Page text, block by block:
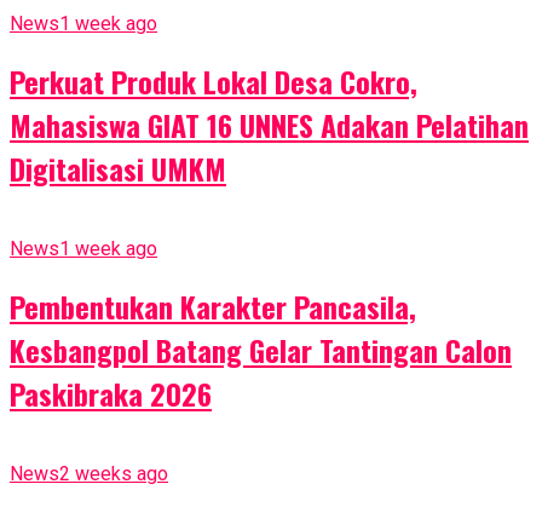
News1 week ago
Perkuat Produk Lokal Desa Cokro,
Mahasiswa GIAT 16 UNNES Adakan Pelatihan
Digitalisasi UMKM
News1 week ago
Pembentukan Karakter Pancasila,
Kesbangpol Batang Gelar Tantingan Calon
Paskibraka 2026
News2 weeks ago